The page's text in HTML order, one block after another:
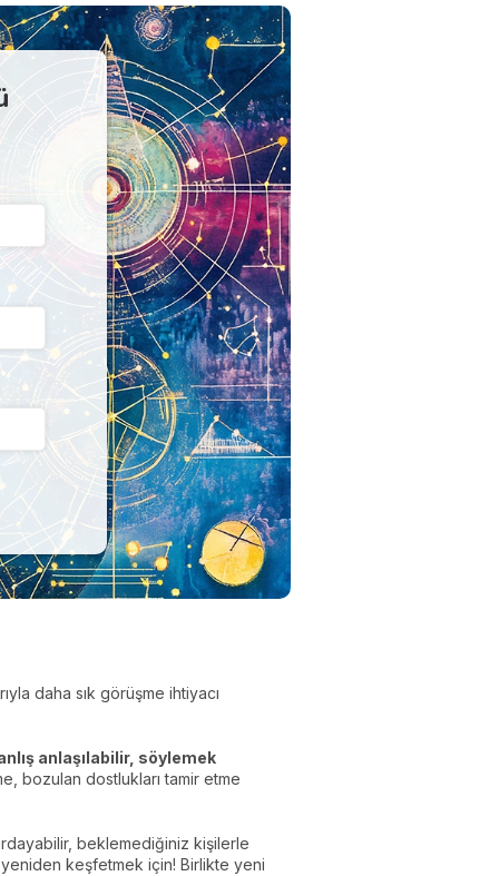
daha sık görüşme ihtiyacı
anlaşılabilir, söylemek
bozulan dostlukları tamir etme
beklemediğiniz kişilerle
keşfetmek için! Birlikte yeni